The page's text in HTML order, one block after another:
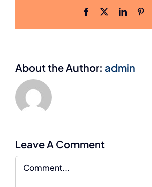
Facebook LinkedIn
About the Author: admin
Leave A Comment
Comment